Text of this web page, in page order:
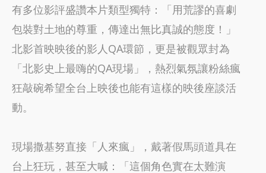
有多位影評盛讚本片類型獨特：「用荒謬的喜劇
包裝對土地的尊重，傳達出無比真誠的態度！」
北影首映映後的影人QA環節，更是被觀眾封為
「北影史上最嗨的QA現場」，熱烈氣氛讓粉絲瘋
狂敲碗希望全台上映後也能有這樣的映後座談活
動。
現場撒基努直接「人來瘋」，戴著假馬頭道具在
台上狂玩，甚至大喊：「這個角色實在太難演